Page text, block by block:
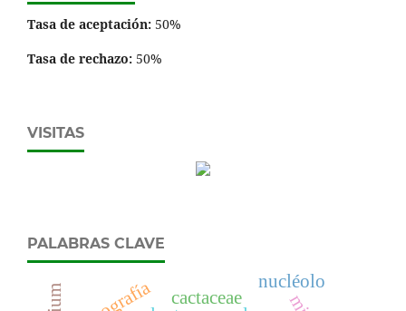
Tasa de aceptación: 50%
Tasa de rechazo: 50%
VISITAS
PALABRAS CLAVE
cactaceae
nucléolo